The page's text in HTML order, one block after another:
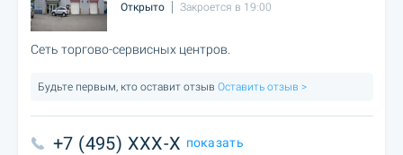
Открыто
Закроется в 19:00
Сеть торгово-сервисных центров.
Будьте первым, кто оставит отзыв Оставить отзыв >
+7 (495) XXX-X показать